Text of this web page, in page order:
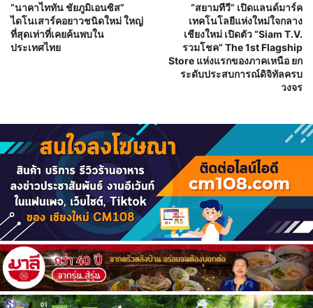
“นาคาไททัน ชัยภูมิเอนซิส”
ไดโนเสาร์คอยาวชนิดใหม่ ใหญ่
ที่สุดเท่าที่เคยค้นพบใน
ประเทศไทย
“สยามทีวี” เปิดแลนด์มาร์ค
เทคโนโลยีแห่งใหม่ใจกลาง
เชียงใหม่ เปิดตัว “Siam T.V.
รวมโชค” The 1st Flagship
Store แห่งแรกของภาคเหนือ ยก
ระดับประสบการณ์ดิจิทัลครบ
วงจร